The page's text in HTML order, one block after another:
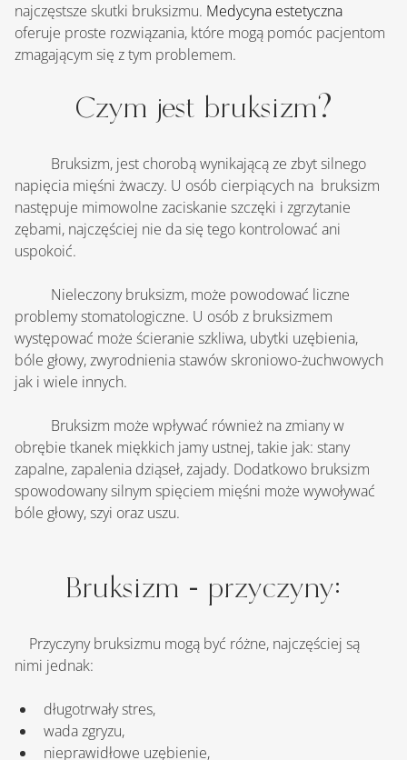
najczęstsze skutki bruksizmu. Medycyna estetyczna
oferuje proste rozwiązania, które mogą pomóc pacjentom
zmagającym się z tym problemem.
Czym jest bruksizm?
napięcia mięśni żwaczy. U osób cierpiących na  bruksizm
następuje mimowolne zaciskanie szczęki i zgrzytanie
zębami, najczęściej nie da się tego kontrolować ani
uspokoić.
problemy stomatologiczne. U osób z bruksizmem
występować może ścieranie szkliwa, ubytki uzębienia,
bóle głowy, zwyrodnienia stawów skroniowo-żuchwowych
jak i wiele innych.
obrębie tkanek miękkich jamy ustnej, takie jak: stany
zapalne, zapalenia dziąseł, zajady. Dodatkowo bruksizm
spowodowany silnym spięciem mięśni może wywoływać
bóle głowy, szyi oraz uszu.
Bruksizm - przyczyny:
nimi jednak:
długotrwały stres,
wada zgryzu,
nieprawidłowe uzębienie,